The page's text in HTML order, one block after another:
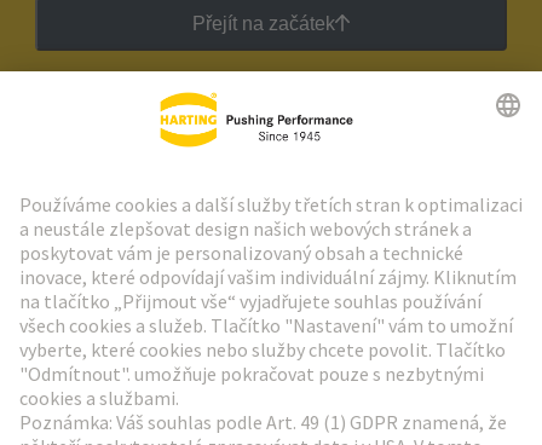
Přejít na začátek
Zpravodaj HARTING
Přejít na registraci
Social Media